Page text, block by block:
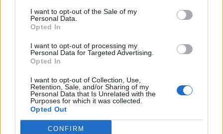
I want to opt-out of the Sale of my
Personal Data.
Opted In
I want to opt-out of processing my
Personal Data for Targeted Advertising.
Opted In
I want to opt-out of Collection, Use,
Retention, Sale, and/or Sharing of my
Personal Data that Is Unrelated with the
Purposes for which it was collected.
Opted Out
CONFIRM